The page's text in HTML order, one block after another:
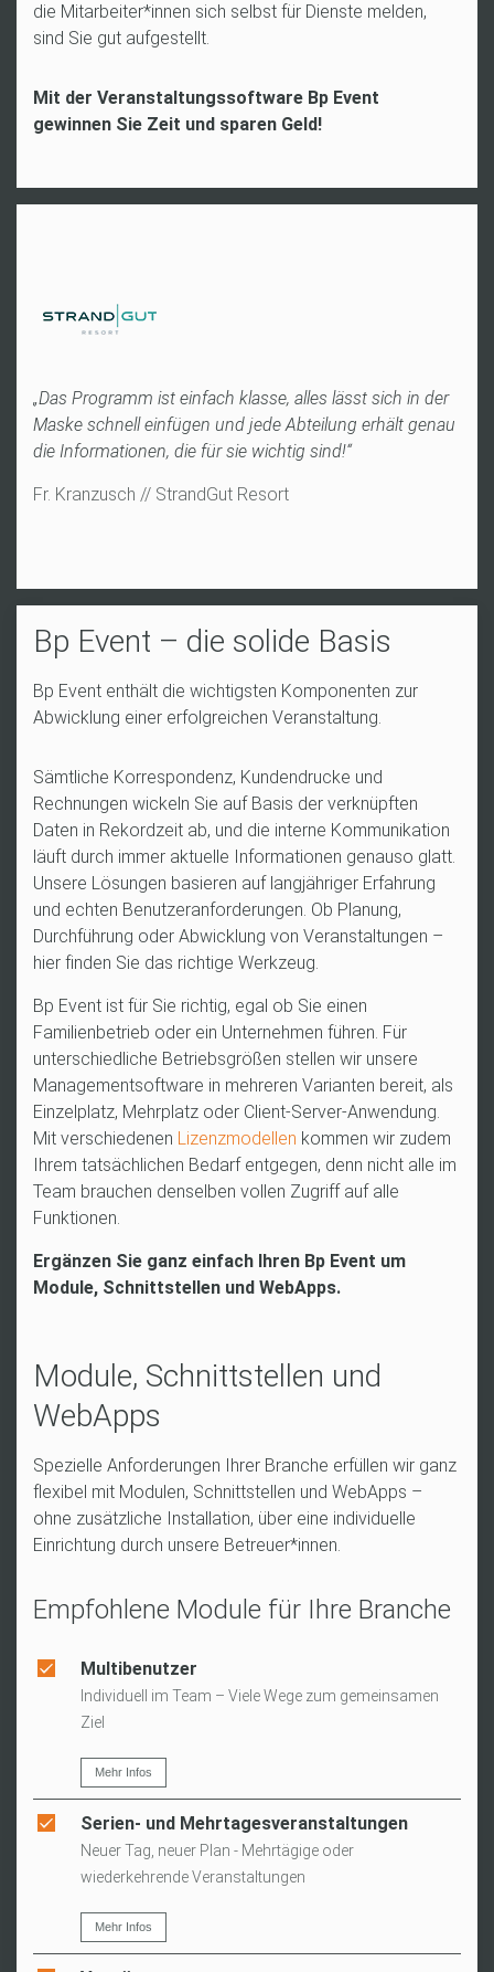
die Mitarbeiter*innen sich selbst für Dienste melden,
sind Sie gut aufgestellt.
Mit der Veranstaltungssoftware Bp Event
gewinnen Sie Zeit und sparen Geld!
„Das Programm ist einfach klasse, alles lässt sich in der
Maske schnell einfügen und jede Abteilung erhält genau
die Informationen, die für sie wichtig sind!“
Fr. Kranzusch // StrandGut Resort
Bp Event – die solide Basis
Bp Event enthält die wichtigsten Komponenten zur
Abwicklung einer erfolgreichen Veranstaltung.
Sämtliche Korrespondenz, Kundendrucke und
Rechnungen wickeln Sie auf Basis der verknüpften
Daten in Rekordzeit ab, und die interne Kommunikation
läuft durch immer aktuelle Informationen genauso glatt.
Unsere Lösungen basieren auf langjähriger Erfahrung
und echten Benutzeranforderungen. Ob Planung,
Durchführung oder Abwicklung von Veranstaltungen –
hier finden Sie das richtige Werkzeug.
Bp Event ist für Sie richtig, egal ob Sie einen
Familienbetrieb oder ein Unternehmen führen. Für
unterschiedliche Betriebsgrößen stellen wir unsere
Managementsoftware in mehreren Varianten bereit, als
Einzelplatz, Mehrplatz oder Client-Server-Anwendung.
Mit verschiedenen Lizenzmodellen kommen wir zudem
Ihrem tatsächlichen Bedarf entgegen, denn nicht alle im
Team brauchen denselben vollen Zugriff auf alle
Funktionen.
Ergänzen Sie ganz einfach Ihren Bp Event um
Module, Schnittstellen und WebApps.
Module, Schnittstellen und
WebApps
Spezielle Anforderungen Ihrer Branche erfüllen wir ganz
flexibel mit Modulen, Schnittstellen und WebApps –
ohne zusätzliche Installation, über eine individuelle
Einrichtung durch unsere Betreuer*innen.
Empfohlene Module für Ihre Branche
Multibenutzer
Individuell im Team – Viele Wege zum gemeinsamen
Ziel
Mehr Infos
Serien- und Mehrtagesveranstaltungen
Neuer Tag, neuer Plan - Mehrtägige oder
wiederkehrende Veranstaltungen
Mehr Infos